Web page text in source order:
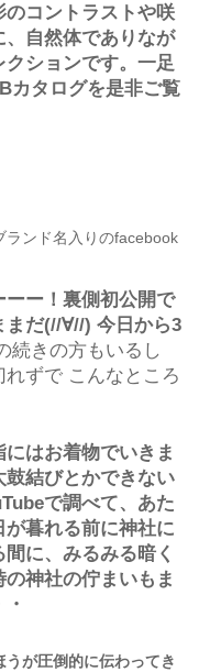
のコントラストや咲
、自然体でありなが
ションです。一足
カタログを是非ご覧
ランド名入りのfacebook
ー！裏側初公開で
まだ(//∀︎//) 今日から3
続きの方もいるし
ずで こんなところ
はお着物でいきま
鼓結びとかできない
で調べて、あた
暮れる前に神社に
に、みるみる暗く
神社の佇まいもま
が圧倒的に伝わってき